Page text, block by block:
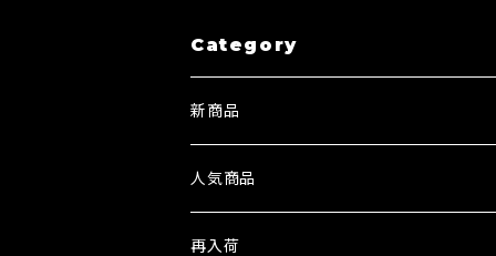
Category
新商品
人気商品
再入荷